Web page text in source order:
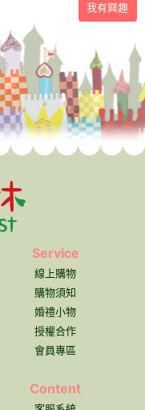
我有興趣
Service
線上購物
購物須知
婚禮小物
授權合作
會員專區
Content